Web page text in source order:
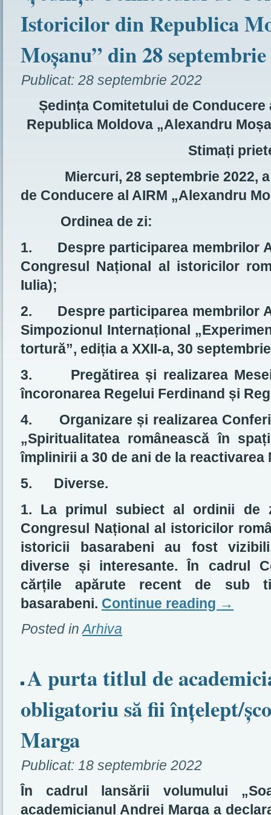
Istoricilor din Republica
Moșanu” din 28 septembrie
Publicat: 28 septembrie 2022
Ședința Comitetului de
Republica Moldova „Alexandru
Stimați
Miercuri, 28 septembrie 2022, a
de Conducere al AIRM „Alexandru
Ordinea de zi:
1. Despre participarea membrilor
Congresul Național al istoricilor
Iulia);
2. Despre participarea membrilor
Simpozionul Internațional
tortură”, ediția a XXII-a, 30
3. Pregătirea și realizarea
încoronarea Regelui Ferdinand și
4. Organizare și realizarea
„Spiritualitatea românească în
împlinirii a 30 de ani de la
5. Diverse.
1. La primul subiect al ordinii de
Congresul Național al istoricilor
istoricii basarabeni au fost
diverse și interesante. În cadrul
cărțile apărute recent de sub
basarabeni. Continue reading →
Posted in Arhiva
A purta titlul de
obligatoriu să fii înțelept/
Marga
Publicat: 18 septembrie 2022
În cadrul lansării volumului
academicianul Andrei Marga a